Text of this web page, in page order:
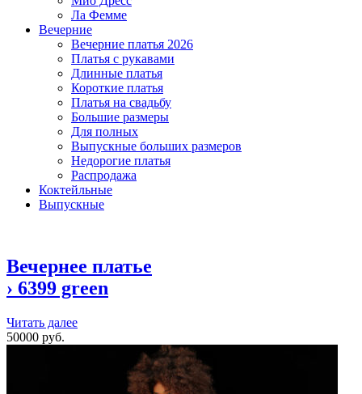
Ла Фемме
Вечерние
Вечерние платья 2026
Платья с рукавами
Длинные платья
Короткие платья
Платья на свадьбу
Большие размеры
Для полных
Выпускные больших размеров
Недорогие платья
Распродажа
Коктейльные
Выпускные
Вечернее платье
› 6399 green
Читать далее
50000 руб.